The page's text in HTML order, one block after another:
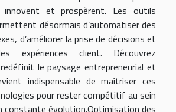
innovent et prospèrent. Les outils
désormais d’automatiser des
d’améliorer la prise de décisions et
expériences client. Découvrez
le paysage entrepreneurial et
indispensable de maîtriser ces
pour rester compétitif au sein